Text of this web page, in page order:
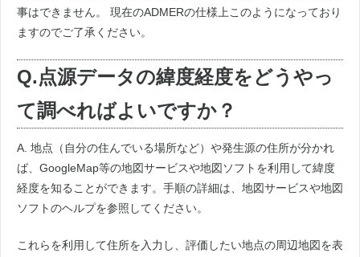
事はできません。 現在のADMERの仕様上このようになっており
ますのでご了承ください。
Q.点源データの緯度経度をどうやっ
て調べればよいですか？
A. 地点（自分の住んでいる場所など）や発生源の住所が分かれ
ば、GoogleMap等の地図サービスや地図ソフトを利用して緯度
経度を知ることができます。手順の詳細は、地図サービスや地図
ソフトのヘルプを参照してください。
これらを利用して住所を入力し、評価したい地点の周辺地図を表